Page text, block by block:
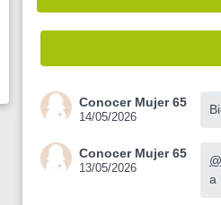
Conocer Mujer 65
14/05/2026
Conocer Mujer 65
13/05/2026
a